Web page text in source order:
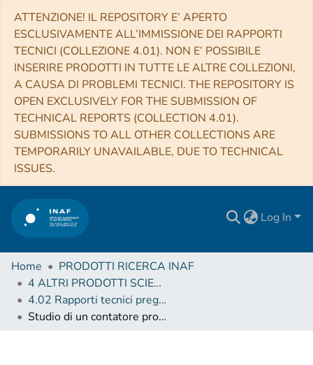
ATTENZIONE! IL REPOSITORY E’ APERTO
ESCLUSIVAMENTE ALL’IMMISSIONE DEI RAPPORTI
TECNICI (COLLEZIONE 4.01). NON E’ POSSIBILE
INSERIRE PRODOTTI IN TUTTE LE ALTRE COLLEZIONI,
A CAUSA DI PROBLEMI TECNICI. THE REPOSITORY IS
OPEN EXCLUSIVELY FOR THE SUBMISSION OF
TECHNICAL REPORTS (COLLECTION 4.01).
SUBMISSIONS TO ALL OTHER COLLECTIONS ARE
TEMPORARILY UNAVAILABLE, DUE TO TECHNICAL
ISSUES.
Log In
Home
PRODOTTI RICERCA INAF
4 ALTRI PRODOTTI SCIENTIFICI (Other scientific products)
4.02 Rapporti tecnici pregressi
Studio di un contatore proporzionale a spillo per l'impiego nel campo della x-astronomia